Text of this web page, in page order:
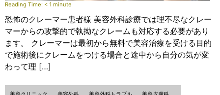
Reading Time: < 1 minute
恐怖のクレーマー患者様 美容外科診療では理不尽なクレー
マーからの攻撃的で執拗なクレームも対応する必要があり
ます。 クレーマーは最初から無料で美容治療を受ける目的
で施術後にクレームをつける場合と途中から自分の気が変
わって理 […]